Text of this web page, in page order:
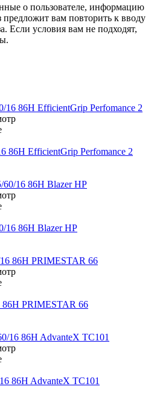
о пользователе, информацию
предложит вам повторить к вводу
Если условия вам не подходят,
86H EfficientGrip Perfomance 2
16 86H Blazer HP
86H PRIMESTAR 66
86H AdvanteX TC101